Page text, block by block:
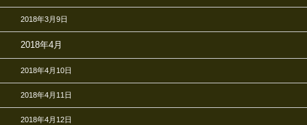
2018年3月9日
2018年4月
2018年4月10日
2018年4月11日
2018年4月12日